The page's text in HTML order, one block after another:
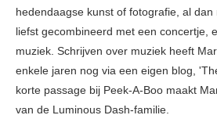
hedendaagse kunst of fotografie, al
liefst gecombineerd met een concertje,
muziek. Schrijven over muziek heeft
enkele jaren nog via een eigen blog,
korte passage bij Peek-A-Boo maakt
van de Luminous Dash-familie.